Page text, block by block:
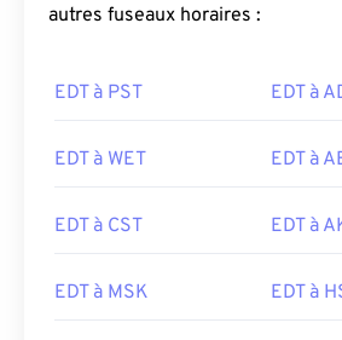
autres fuseaux horaires :
EDT à PST EDT à
EDT à WET EDT à
EDT à CST EDT à
EDT à MSK EDT à